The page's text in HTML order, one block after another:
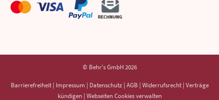
© Behr's GmbH 2026
Barrierefreiheit | Impressum | Datenschutz | AGB | Widerrufsrecht | Verträge
kündigen | Webseiten Cookies verwalten